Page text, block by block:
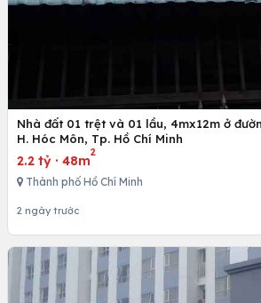
Nhà đất 01 trệt và 01 lầu, 4mx12m ở đường Nguyễn Thị Sáu,
H. Hóc Môn, Tp. Hồ Chí Minh
2.2 tỷ · 48m
2
Thành phố Hồ Chí Minh
2 ngày trước